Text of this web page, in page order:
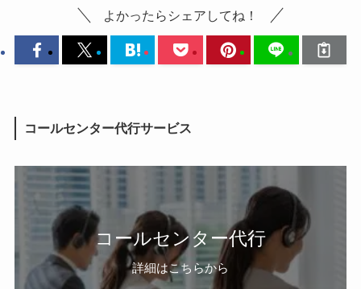
よかったらシェアしてね！
コールセンター代行サービス
コールセンター代行
詳細はこちらから